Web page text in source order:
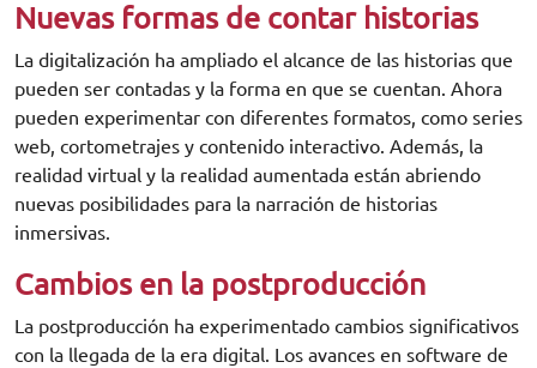
Nuevas formas de contar historias
La digitalización ha ampliado el alcance de las historias que
pueden ser contadas y la forma en que se cuentan. Ahora
pueden experimentar con diferentes formatos, como series
web, cortometrajes y contenido interactivo. Además, la
realidad virtual y la realidad aumentada están abriendo
nuevas posibilidades para la narración de historias
inmersivas.
Cambios en la postproducción
La postproducción ha experimentado cambios significativos
con la llegada de la era digital. Los avances en software de